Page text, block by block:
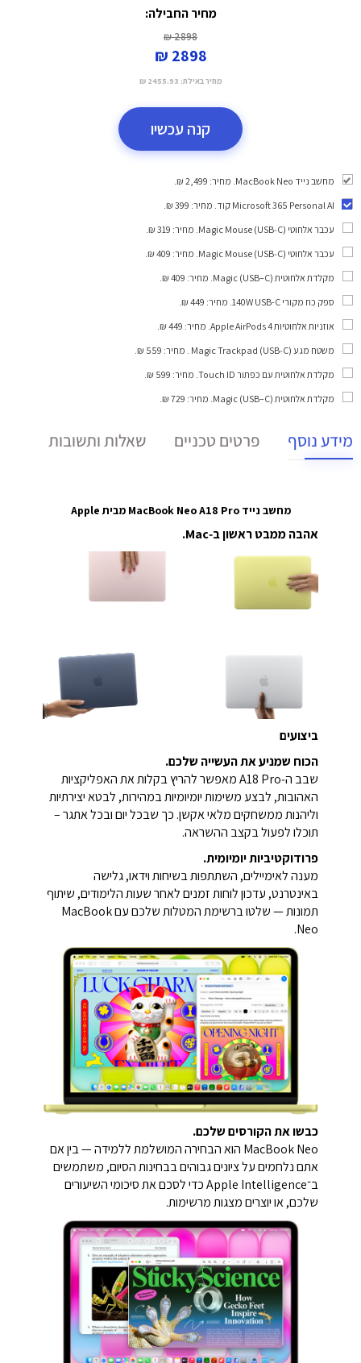
מחיר החבילה:
2898 ₪
2898 ₪
מחיר באילת: 2455.93 ₪
קנה עכשיו
מחשב נייד MacBook Neo. מחיר: 2,499 ₪.
Microsoft 365 Personal AI קוד
. מחיר: 399 ₪.
עכבר אלחוטי Magic Mouse (USB‑C)
. מחיר: 319 ₪.
עכבר אלחוטי Magic Mouse (USB‑C)
. מחיר: 409 ₪.
מקלדת אלחוטית Magic (USB–C)
. מחיר: 409 ₪.
ספק כח מקורי 140W USB-C
. מחיר: 449 ₪.
אוזניות אלחוטיות Apple AirPods 4
. מחיר: 449 ₪.
משטח מגע Magic Trackpad (USB‑C)
. מחיר: 559 ₪.
מקלדת אלחוטית עם כפתור Touch ID
. מחיר: 599 ₪.
מקלדת אלחוטית Magic (USB–C)
. מחיר: 729 ₪.
מידע נוסף פרטים טכניים שאלות ותשובות
מחשב נייד MacBook Neo A18 Pro מבית Apple
אהבה ממבט ראשון ב‑Mac.
ביצועים
הכוח שמניע את העשייה שלכם.
שבב ה‑A18 Pro מאפשר להריץ בקלות את האפליקציות
האהובות, לבצע משימות יומיומיות במהירות, לבטא יצירתיות
וליהנות ממשחקים מלאי אקשן. כך שבכל יום ובכל אתגר –
תוכלו לפעול בקצב ההשראה.
פרודוקטיביות יומיומית.
מענה לאימיילים, השתתפות בשיחות וידאו, גלישה
באינטרנט, עדכון לוחות זמנים לאחר שעות הלימודים, שיתוף
תמונות — שלטו ברשימת המטלות שלכם עם MacBook
Neo.
כבשו את הקורסים שלכם.
MacBook Neo הוא הבחירה המושלמת ללמידה — בין אם
אתם נלחמים על ציונים גבוהים בבחינות הסיום, משתמשים
ב־Apple Intelligence כדי לסכם את סיכומי השיעורים
שלכם, או יוצרים מצגות מרשימות.